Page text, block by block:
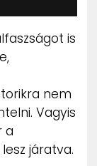
is
nem
Vagyis
a
járatva.